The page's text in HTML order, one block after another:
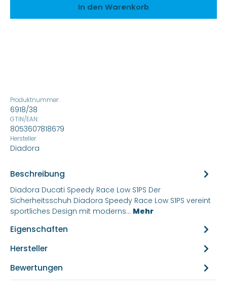
In den Warenkorb
Produktnummer:
6918/38
GTIN/EAN:
8053607818679
Hersteller:
Diadora
Beschreibung
Diadora Ducati Speedy Race Low S1PS Der
Sicherheitsschuh Diadora Speedy Race Low S1PS vereint
sportliches Design mit moderns… Mehr
Eigenschaften
Hersteller
Bewertungen